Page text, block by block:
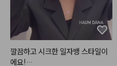
#헤메코리뷰어
깔끔하고 시크한 일자뱅 스타일이
에요!